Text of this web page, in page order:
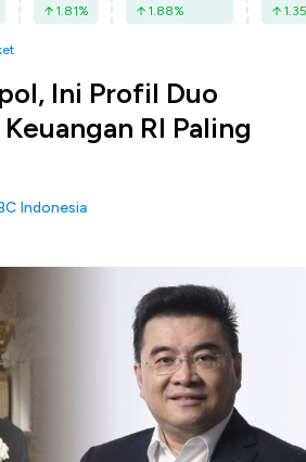
1.81% 1.88% 1.35
Ini Profil Duo
RI Paling
Indonesia